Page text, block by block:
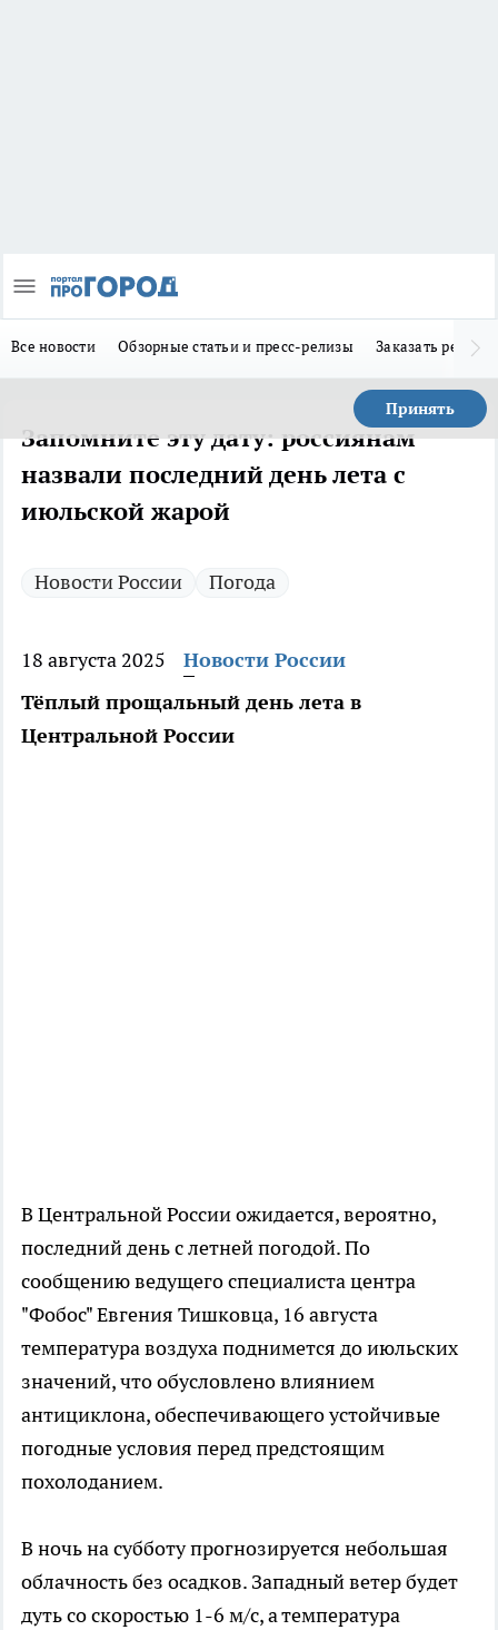
Все новости Обзорные статьи и пресс-релизы Заказать
Принять
Запомните эту дату: россиянам
назвали последний день лета с
июльской жарой
Новости России Погода
18 августа 2025
Новости России
Тёплый прощальный день лета в
Центральной России
В Центральной России ожидается, вероятно,
последний день с летней погодой. По
сообщению ведущего специалиста центра
"Фобос" Евгения Тишковца, 16 августа
температура воздуха поднимется до июльских
значений, что обусловлено влиянием
антициклона, обеспечивающего устойчивые
погодные условия перед предстоящим
похолоданием.
В ночь на субботу прогнозируется небольшая
облачность без осадков. Западный ветер будет
дуть со скоростью 1-6 м/с, а температура